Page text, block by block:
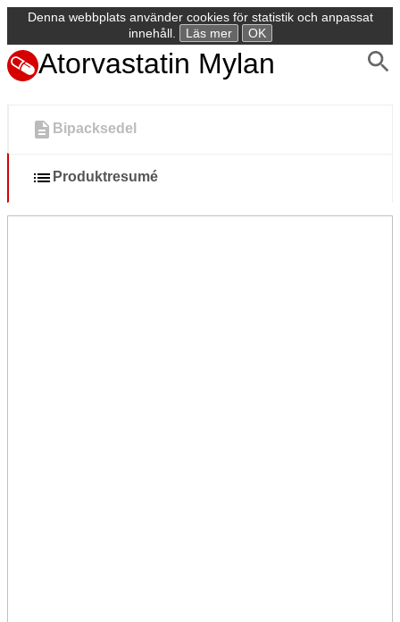
Denna webbplats använder cookies för statistik och anpassat
innehåll.
Läs mer OK
Atorvastatin Mylan
Bipacksedel
Produktresumé